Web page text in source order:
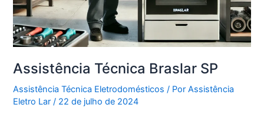
Assistência Técnica Braslar SP
Assistência Técnica Eletrodomésticos / PorAssistência
Eletro Lar/ 22 de julho de 2024